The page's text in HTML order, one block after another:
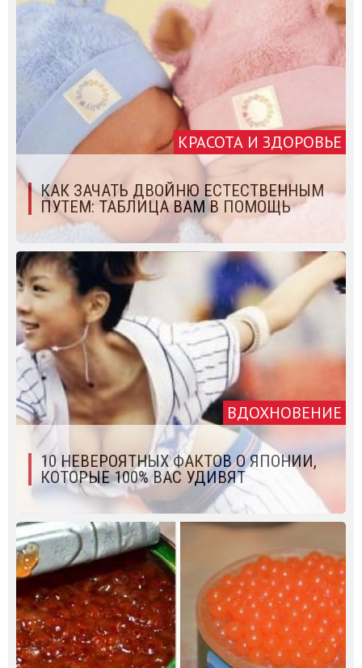
КРАСОТА И ЗДОРОВЬЕ
КАК ЗАЧАТЬ ДВОЙНЮ ЕСТЕСТВЕННЫМ
ПУТЕМ: ТАБЛИЦА ВАМ В ПОМОЩЬ
ВДОХНОВЕНИЕ
10 НЕВЕРОЯТНЫХ ФАКТОВ О ЯПОНИИ,
КОТОРЫЕ 100% ВАС УДИВЯТ